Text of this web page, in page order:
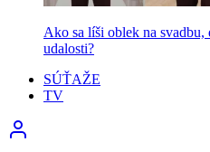
Ako sa líši oblek na svadbu,
udalosti?
SÚŤAŽE
TV